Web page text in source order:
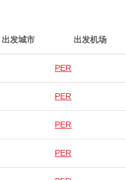
出发城市 出发机场
PER
PER
PER
PER